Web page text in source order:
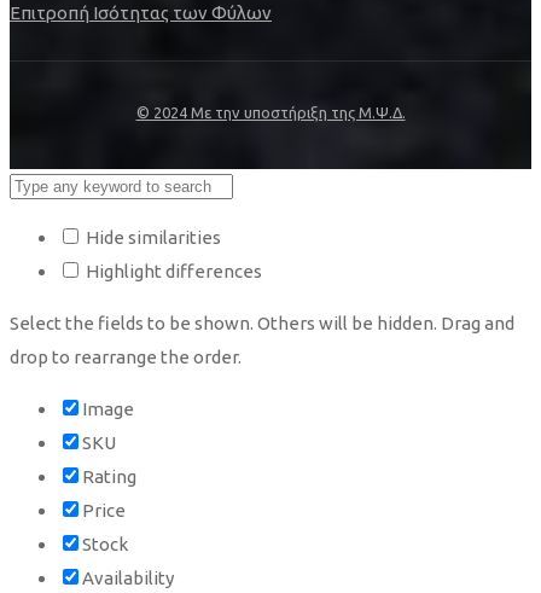
Επιτροπή Ισότητας των Φύλων
© 2024 Με την υποστήριξη της Μ.Ψ.Δ.
Hide similarities
Highlight differences
Select the fields to be shown. Others will be hidden. Drag and
drop to rearrange the order.
Image
SKU
Rating
Price
Stock
Availability